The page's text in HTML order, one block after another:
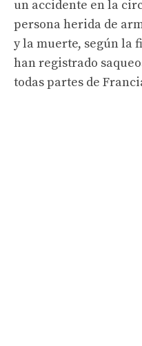
un accidente en la
persona herida de
y la muerte, según la
han registrado
todas partes de